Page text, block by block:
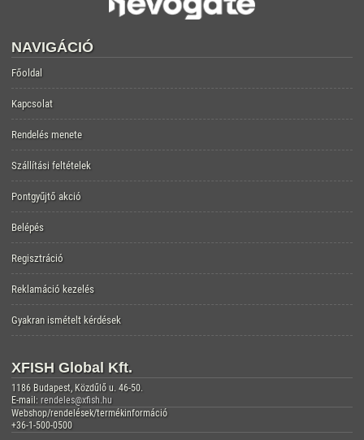
NAVIGÁCIÓ
Főoldal
Kapcsolat
Rendelés menete
Szállítási feltételek
Pontgyűjtő akció
Belépés
Regisztráció
Reklamáció kezelés
Gyakran ismételt kérdések
XFISH Global Kft.
1186 Budapest, Közdűlő u. 46-50.
E-mail: rendeles@xfish.hu
Webshop/rendelések/termékinformáció
+36-1-500-0500